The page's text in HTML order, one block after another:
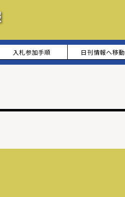
入札参加手順 日刊情報へ移動